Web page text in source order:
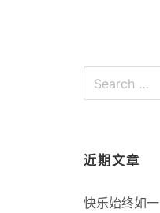
近期文章
快乐始终如一